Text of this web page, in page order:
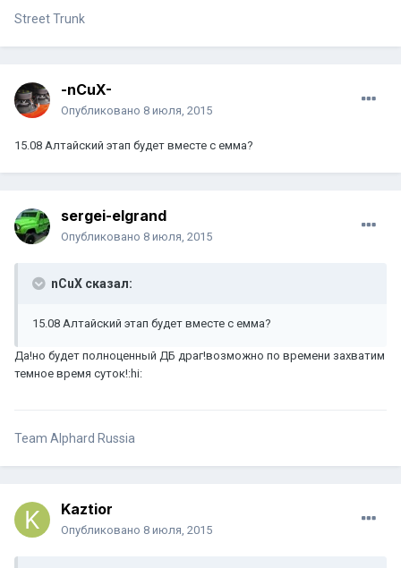
Street Trunk
-nCuX-
Опубликовано 8 июля, 2015
15.08 Алтайский этап будет вместе с емма?
sergei-elgrand
Опубликовано 8 июля, 2015
nCuX сказал:
15.08 Алтайский этап будет вместе с емма?
Да!но будет полноценный ДБ драг!возможно по времени захватим
темное время суток!:hi:
Team Alphard Russia
Kaztior
Опубликовано 8 июля, 2015